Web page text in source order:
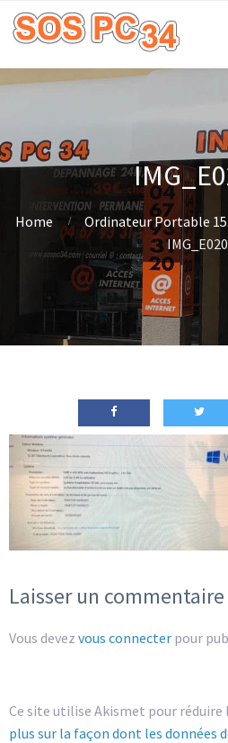
Home
Ordinateur Portable
Laisser un commentaire
Vous devez vous connecter pour
Ce site utilise Akismet pour réduire
plus sur la façon dont les données